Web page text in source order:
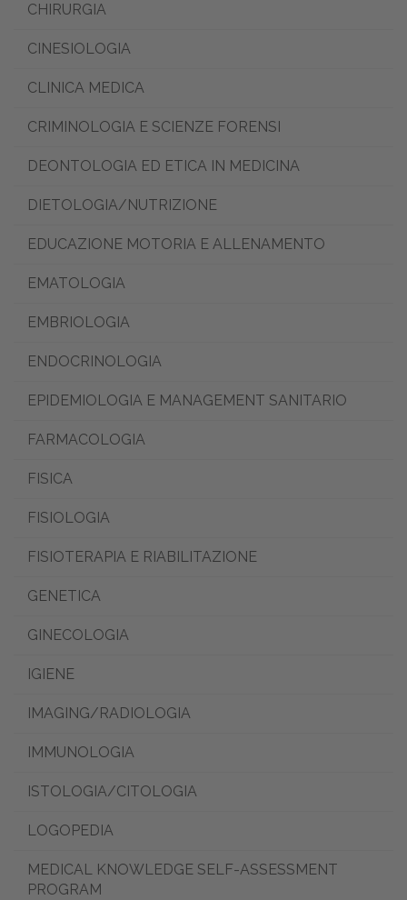
CHIRURGIA
CINESIOLOGIA
CLINICA MEDICA
CRIMINOLOGIA E SCIENZE FORENSI
DEONTOLOGIA ED ETICA IN MEDICINA
DIETOLOGIA/NUTRIZIONE
EDUCAZIONE MOTORIA E ALLENAMENTO
EMATOLOGIA
EMBRIOLOGIA
ENDOCRINOLOGIA
EPIDEMIOLOGIA E MANAGEMENT SANITARIO
FARMACOLOGIA
FISICA
FISIOLOGIA
FISIOTERAPIA E RIABILITAZIONE
GENETICA
GINECOLOGIA
IGIENE
IMAGING/RADIOLOGIA
IMMUNOLOGIA
ISTOLOGIA/CITOLOGIA
LOGOPEDIA
MEDICAL KNOWLEDGE SELF-ASSESSMENT
PROGRAM